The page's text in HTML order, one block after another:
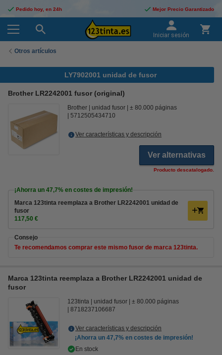
Pedido hoy, en 24h Mejor Precio Garantizado
Iniciar sesión
Otros artículos
LY7902001 unidad de fusor
Brother LR2242001 fusor (original)
Brother unidad fusor
± 80.000 páginas
5712505434710
Ver características y descripción
Ver alternativas
Producto descatalogado.
¡Ahorra un 47,7% en costes de impresión!
Marca 123tinta reemplaza a Brother LR2242001 unidad de
fusor
117,50 €
Consejo
Te recomendamos comprar este mismo fusor de marca 123tinta.
Marca 123tinta reemplaza a Brother LR2242001 unidad de
fusor
123tinta unidad fusor
± 80.000 páginas
8718237106687
Ver características y descripción
¡Ahorra un 47,7% en costes de impresión!
En stock